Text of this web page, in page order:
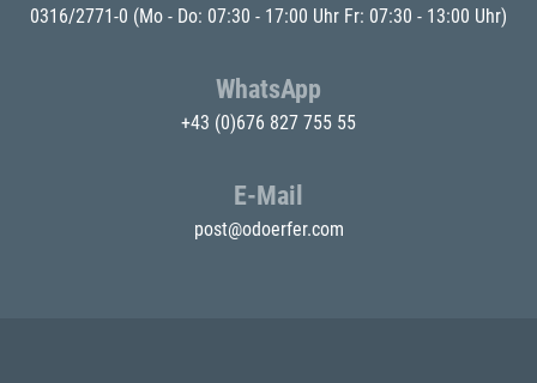
0316/2771-0 (Mo - Do: 07:30 - 17:00 Uhr Fr: 07:30 - 13:00 Uhr)
WhatsApp
+43 (0)676 827 755 55
E-Mail
post@odoerfer.com